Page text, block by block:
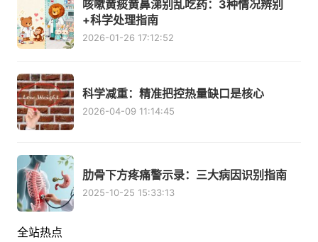
咳嗽黄痰黄鼻涕别乱吃药：3种情况辨别
+科学处理指南
2026-01-26 17:12:52
科学减重：精准把控热量缺口是核心
2026-04-09 11:14:45
肋骨下方疼痛警示录：三大病因识别指南
2025-10-25 15:33:13
全站热点